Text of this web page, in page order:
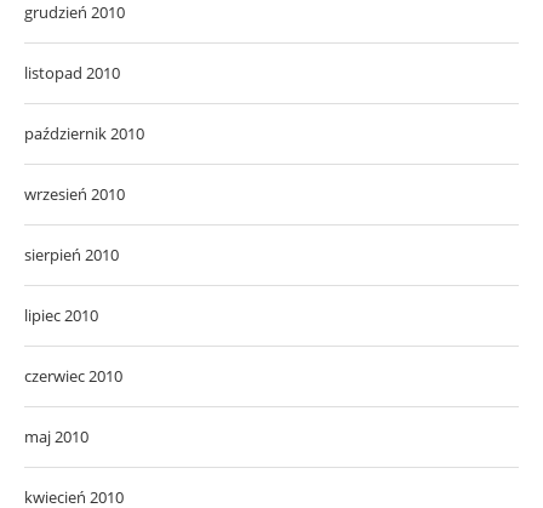
grudzień 2010
listopad 2010
październik 2010
wrzesień 2010
sierpień 2010
lipiec 2010
czerwiec 2010
maj 2010
kwiecień 2010